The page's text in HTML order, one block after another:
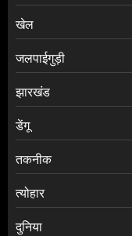
खेल
जलपाईगुड़ी
झारखंड
डेंगू
तकनीक
त्योहार
दुनिया